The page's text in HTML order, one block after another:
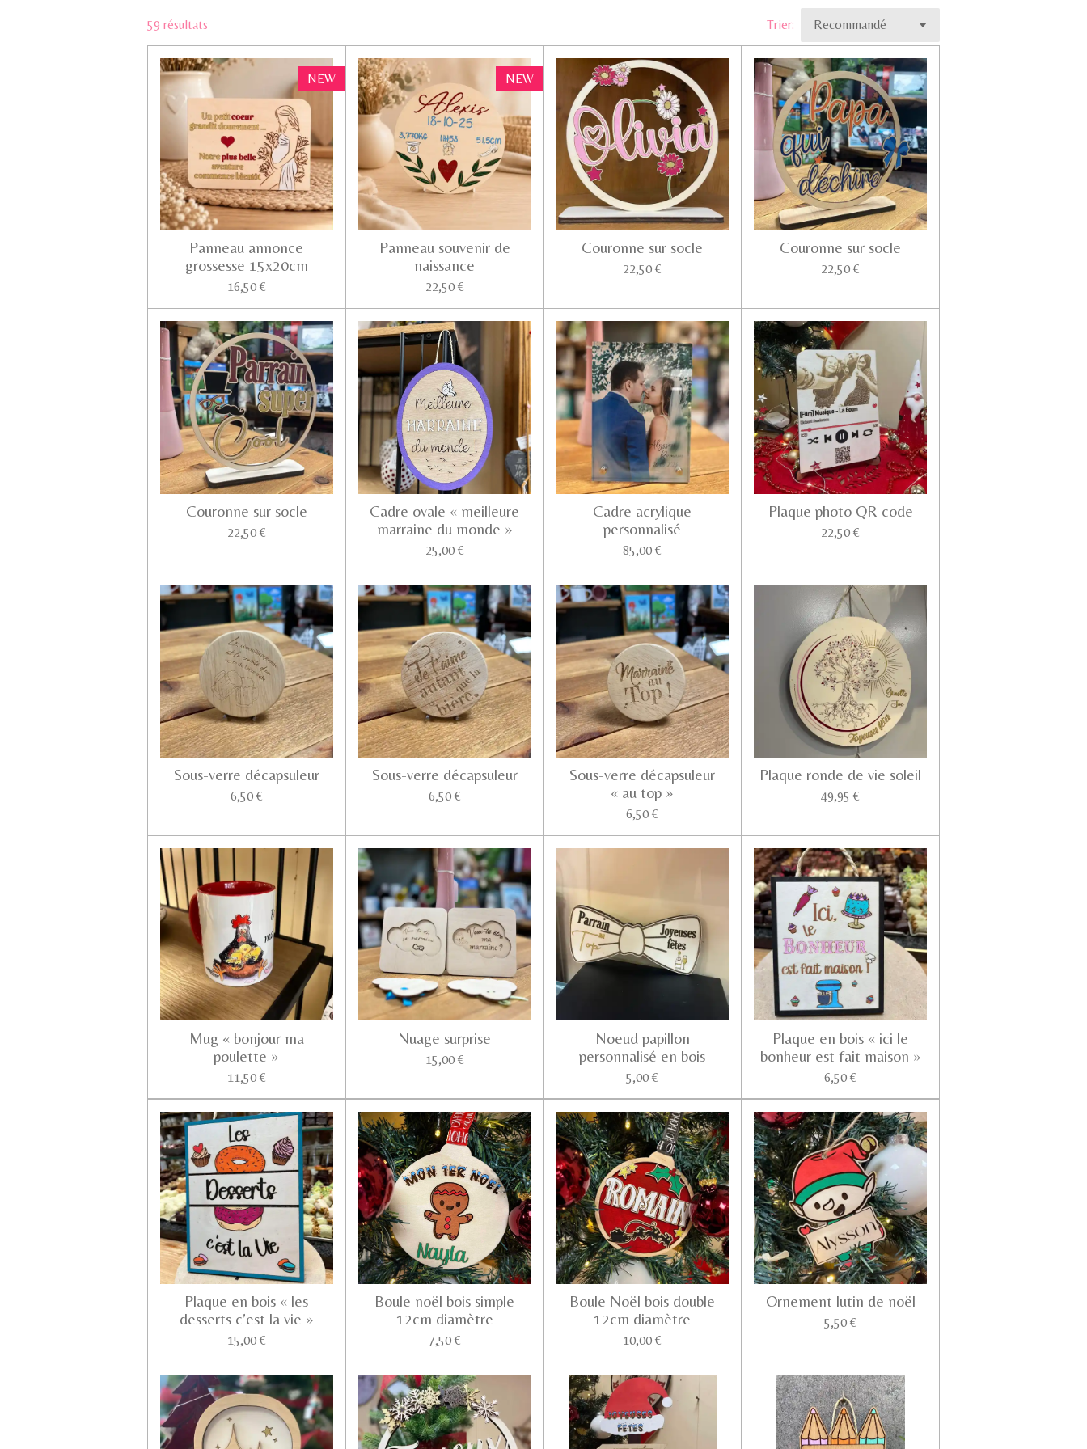
59 résultats Trier:
NEW
Panneau annonce
grossesse 15x20cm
16,50 €
NEW
Panneau souvenir de
naissance
22,50 €
Couronne sur socle
22,50 €
Couronne sur socle
22,50 €
Couronne sur socle
22,50 €
Cadre ovale « meilleure
marraine du monde »
25,00 €
Cadre acrylique
personnalisé
85,00 €
Plaque photo QR code
22,50 €
Sous-verre décapsuleur
6,50 €
Sous-verre décapsuleur
6,50 €
Sous-verre décapsuleur
« au top »
6,50 €
Plaque ronde de vie soleil
49,95 €
Mug « bonjour ma
poulette »
11,50 €
Nuage surprise
15,00 €
Noeud papillon
personnalisé en bois
5,00 €
Plaque en bois « ici le
bonheur est fait maison »
6,50 €
Plaque en bois « les
desserts c’est la vie »
15,00 €
Boule noël bois simple
12cm diamètre
7,50 €
Boule Noël bois double
12cm diamètre
10,00 €
Ornement lutin de noël
5,50 €